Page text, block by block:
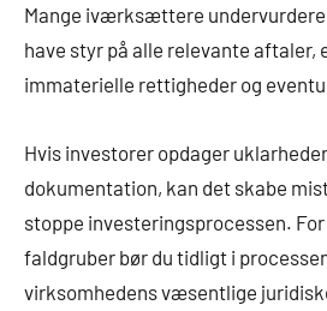
Mange iværksættere
have styr på alle relevante aftaler,
immaterielle rettigheder og
Hvis investorer opdager
dokumentation, kan det skabe
stoppe investeringsprocessen.
faldgruber bør du tidligt i
virksomhedens væsentlige